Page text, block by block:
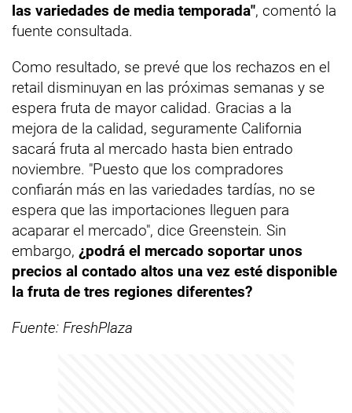
las variedades de media temporada", comentó la
fuente consultada.
Como resultado, se prevé que los rechazos en el
retail disminuyan en las próximas semanas y se
espera fruta de mayor calidad. Gracias a la
mejora de la calidad, seguramente California
sacará fruta al mercado hasta bien entrado
noviembre. "Puesto que los compradores
confiarán más en las variedades tardías, no se
espera que las importaciones lleguen para
acaparar el mercado", dice Greenstein. Sin
embargo, ¿podrá el mercado soportar unos
precios al contado altos una vez esté disponible
la fruta de tres regiones diferentes?
Fuente: FreshPlaza